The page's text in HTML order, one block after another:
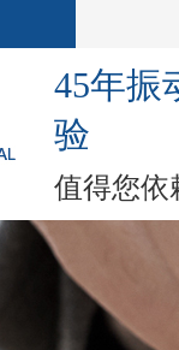
45年振
验
值得您依